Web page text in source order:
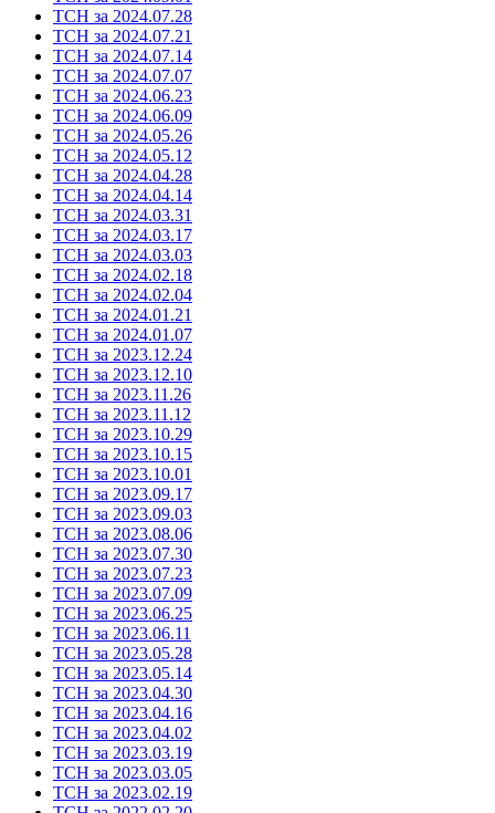
ТСН за 2024.07.28
ТСН за 2024.07.21
ТСН за 2024.07.14
ТСН за 2024.07.07
ТСН за 2024.06.23
ТСН за 2024.06.09
ТСН за 2024.05.26
ТСН за 2024.05.12
ТСН за 2024.04.28
ТСН за 2024.04.14
ТСН за 2024.03.31
ТСН за 2024.03.17
ТСН за 2024.03.03
ТСН за 2024.02.18
ТСН за 2024.02.04
ТСН за 2024.01.21
ТСН за 2024.01.07
ТСН за 2023.12.24
ТСН за 2023.12.10
ТСН за 2023.11.26
ТСН за 2023.11.12
ТСН за 2023.10.29
ТСН за 2023.10.15
ТСН за 2023.10.01
ТСН за 2023.09.17
ТСН за 2023.09.03
ТСН за 2023.08.06
ТСН за 2023.07.30
ТСН за 2023.07.23
ТСН за 2023.07.09
ТСН за 2023.06.25
ТСН за 2023.06.11
ТСН за 2023.05.28
ТСН за 2023.05.14
ТСН за 2023.04.30
ТСН за 2023.04.16
ТСН за 2023.04.02
ТСН за 2023.03.19
ТСН за 2023.03.05
ТСН за 2023.02.19